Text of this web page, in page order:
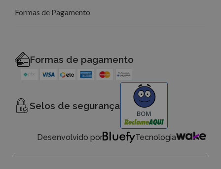
Formas de Pagamento
Formas de pagamento
Selos de segurança
BOM
Desenvolvido por Tecnologia